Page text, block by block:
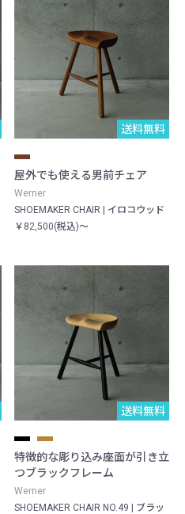
送料無料
屋外でも使える男前チェア
Werner
SHOEMAKER CHAIR | イロコウッド
￥82,500(税込)～
送料無料
特徴的な彫り込み座面が引き立
つブラックフレーム
Werner
SHOEMAKER CHAIR NO.49 | ブラッ